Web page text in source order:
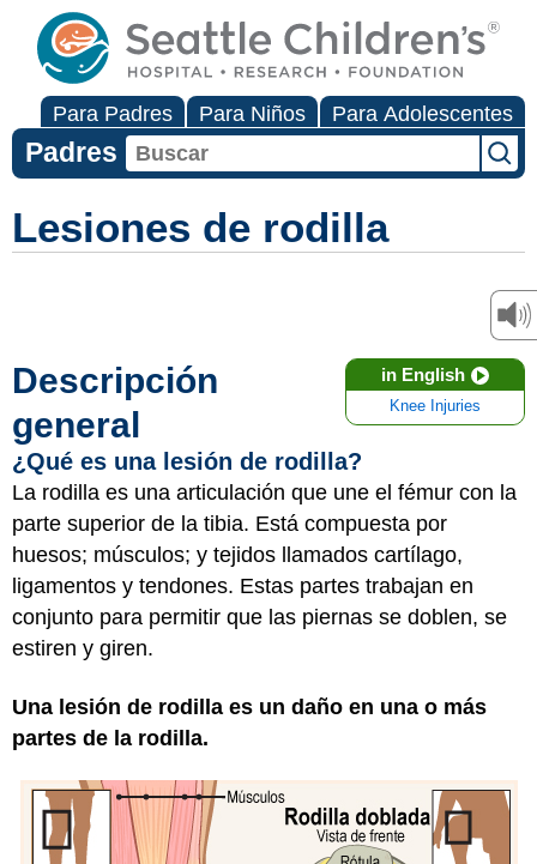
Para Padres Para Niños Para Adolescentes
Padres
Lesiones de rodilla
in English
Knee Injuries
Descripción
general
¿Qué es una lesión de rodilla?
La rodilla es una articulación que une el fémur con la
parte superior de la tibia. Está compuesta por
huesos; músculos; y tejidos llamados cartílago,
ligamentos y tendones. Estas partes trabajan en
conjunto para permitir que las piernas se doblen, se
estiren y giren.
Una lesión de rodilla es un daño en una o más
partes de la rodilla.